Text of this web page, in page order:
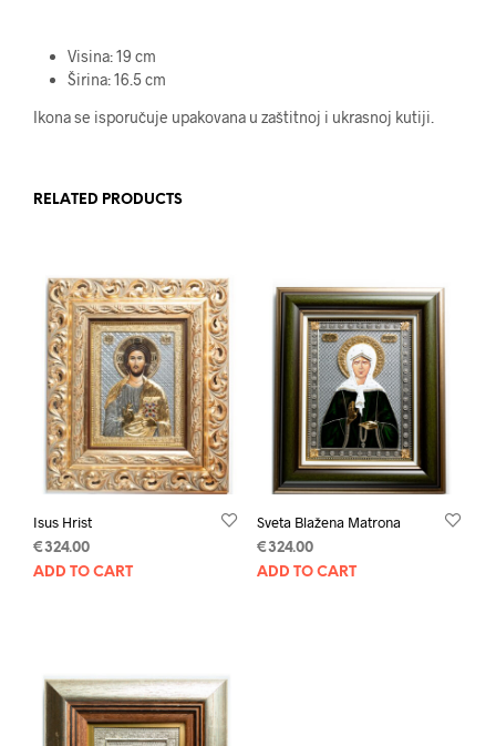
Visina: 19 cm
Širina: 16.5 cm
Ikona se isporučuje upakovana u zaštitnoj i ukrasnoj kutiji.
RELATED PRODUCTS
Isus Hrist
€324.00
ADD TO CART
Sveta Blažena Matrona
€324.00
ADD TO CART